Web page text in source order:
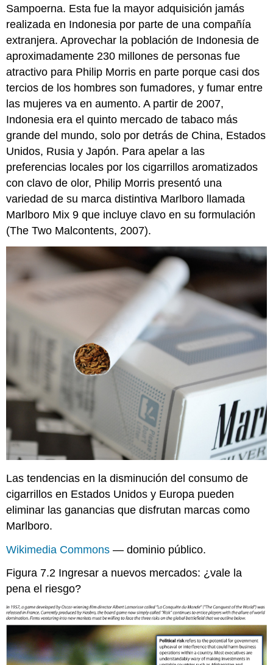
Sampoerna. Esta fue la mayor adquisición jamás
realizada en Indonesia por parte de una compañía
extranjera. Aprovechar la población de Indonesia de
aproximadamente 230 millones de personas fue
atractivo para Philip Morris en parte porque casi dos
tercios de los hombres son fumadores, y fumar entre
las mujeres va en aumento. A partir de 2007,
Indonesia era el quinto mercado de tabaco más
grande del mundo, solo por detrás de China, Estados
Unidos, Rusia y Japón. Para apelar a las
preferencias locales por los cigarrillos aromatizados
con clavo de olor, Philip Morris presentó una
variedad de su marca distintiva Marlboro llamada
Marlboro Mix 9 que incluye clavo en su formulación
(The Two Malcontents, 2007).
Las tendencias en la disminución del consumo de
cigarrillos en Estados Unidos y Europa pueden
eliminar las ganancias que disfrutan marcas como
Marlboro.
Wikimedia Commons — dominio público.
Figura 7.2 Ingresar a nuevos mercados: ¿vale la
pena el riesgo?